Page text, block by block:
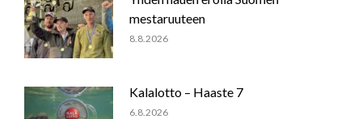
mestaruuteen
8.8.2026
Kalalotto – Haaste 7
6.8.2026